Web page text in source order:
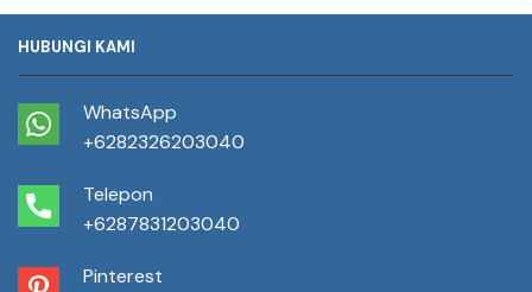
HUBUNGI KAMI
WhatsApp
+6282326203040
Telepon
+6287831203040
Pinterest